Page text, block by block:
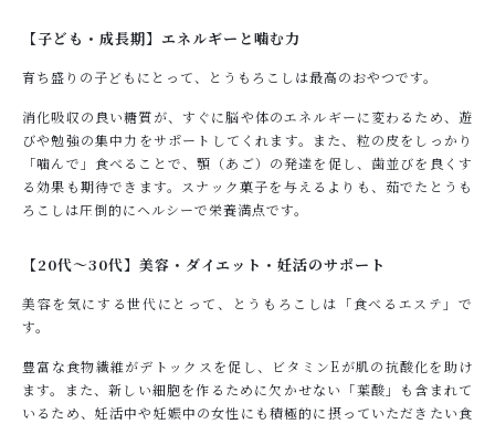
【子ども・成長期】エネルギーと噛む力
育ち盛りの子どもにとって、とうもろこしは最高のおやつです。
消化吸収の良い糖質が、すぐに脳や体のエネルギーに変わるため、遊
びや勉強の集中力をサポートしてくれます。また、粒の皮をしっかり
「噛んで」食べることで、顎（あご）の発達を促し、歯並びを良くす
る効果も期待できます。スナック菓子を与えるよりも、茹でたとうも
ろこしは圧倒的にヘルシーで栄養満点です。
【20代～30代】美容・ダイエット・妊活のサポート
美容を気にする世代にとって、とうもろこしは「食べるエステ」で
す。
豊富な食物繊維がデトックスを促し、ビタミンEが肌の抗酸化を助け
ます。また、新しい細胞を作るために欠かせない「葉酸」も含まれて
いるため、妊活中や妊娠中の女性にも積極的に摂っていただきたい食